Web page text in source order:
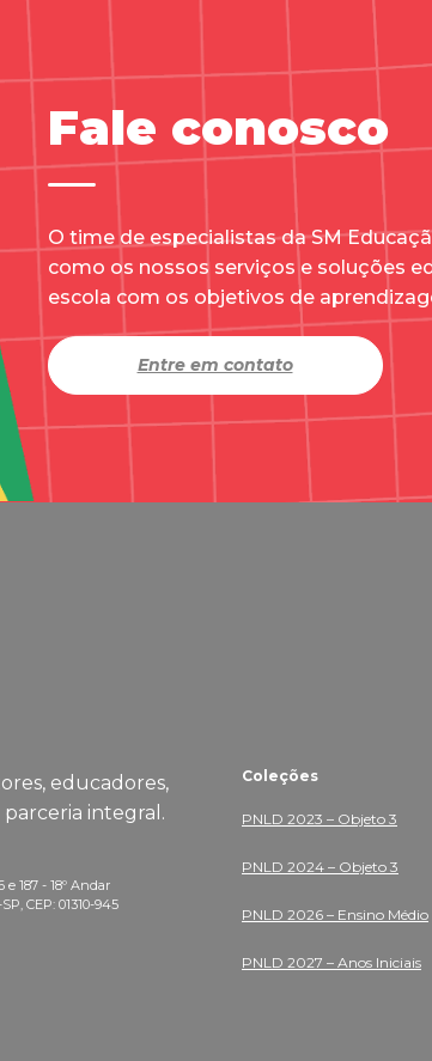
Fale conosco
O time de especialistas da SM
como os nossos serviços e soluções
escola com os objetivos de
Entre em contato
educadores,
integral.
187 - 18º Andar
CEP: 01310-945
Coleções
PNLD 2023 – Objeto 3
PNLD 2024 – Objeto 3
PNLD 2026 – Ensino Médio
PNLD 2027 – Anos Iniciais